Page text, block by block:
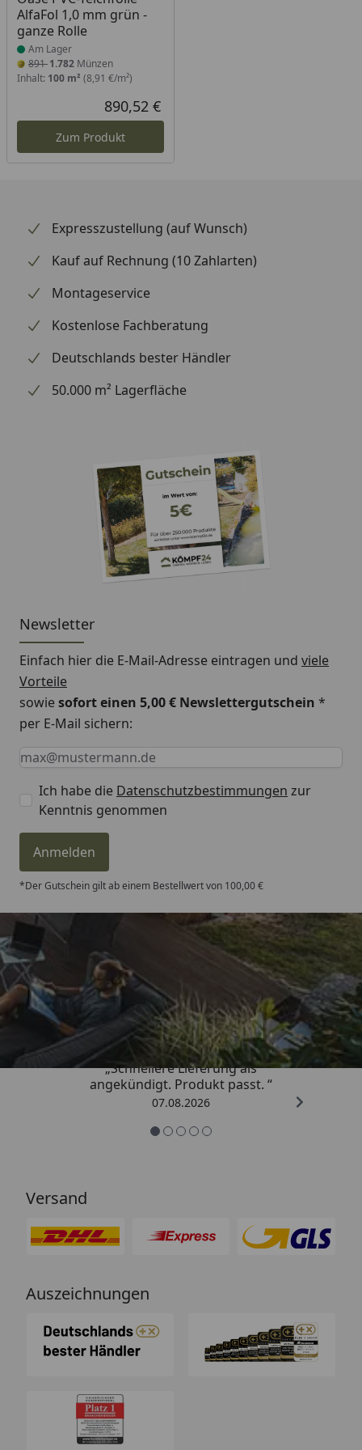
AlfaFol 1,0 mm grün -
ganze Rolle
Am Lager
8911.782 Münzen
Inhalt: 100 m² (8,91 €/m²)
Aktueller Preis
890,52 €
Zum Produkt
Expresszustellung (auf Wunsch)
Kauf auf Rechnung (10 Zahlarten)
Montageservice
Kostenlose Fachberatung
Deutschlands bester Händler
50.000 m² Lagerfläche
Newsletter
Einfach hier die E-Mail-Adresse eintragen und viele
Vorteile
sowiesofort einen 5,00 € Newslettergutschein *
per E-Mail sichern:
Keine Eingabe erforderlich
Eingabe erforderlich
E-Mail *
Ich habe die Datenschutzbestimmungen zur
Kenntnis genommen
Anmelden
*Der Gutschein gilt ab einem Bestellwert von 100,00 €
Trusted Shops
4,81/ 5
„Schnellere Lieferung als
angekündigt. Produkt passt. “
07.08.2026
Versand
Auszeichnungen